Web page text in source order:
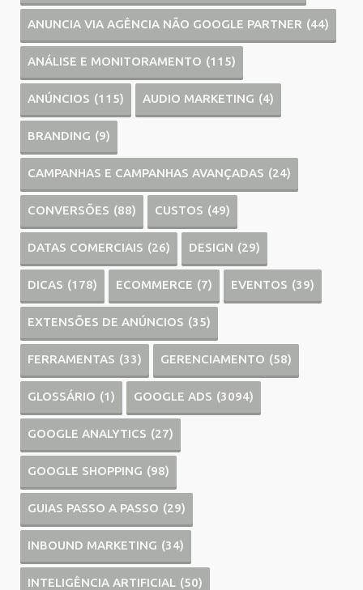
ANUNCIA VIA AGÊNCIA NÃO GOOGLE PARTNER (44)
ANÁLISE E MONITORAMENTO (115)
ANÚNCIOS (115) AUDIO MARKETING (4)
BRANDING (9)
CAMPANHAS E CAMPANHAS AVANÇADAS (24)
CONVERSÕES (88) CUSTOS (49)
DATAS COMERCIAIS (26) DESIGN (29)
DICAS (178) ECOMMERCE (7) EVENTOS (39)
EXTENSÕES DE ANÚNCIOS (35)
FERRAMENTAS (33) GERENCIAMENTO (58)
GLOSSÁRIO (1) GOOGLE ADS (3094)
GOOGLE ANALYTICS (27)
GOOGLE SHOPPING (98)
GUIAS PASSO A PASSO (29)
INBOUND MARKETING (34)
INTELIGÊNCIA ARTIFICIAL (50)